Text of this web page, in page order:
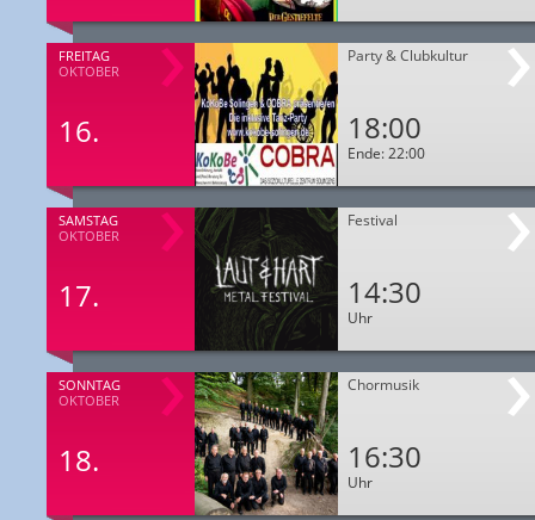
FREITAG
OKTOBER
16.
Party & Clubkultur
18:00
Ende: 22:00
SAMSTAG
OKTOBER
17.
Festival
14:30
Uhr
SONNTAG
OKTOBER
18.
Chormusik
16:30
Uhr